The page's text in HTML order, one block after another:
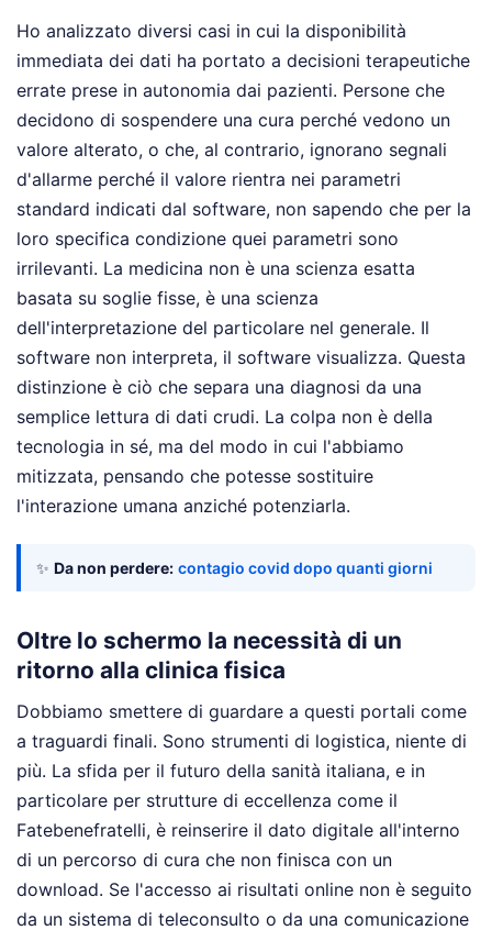
Ho analizzato diversi casi in cui la disponibilità
immediata dei dati ha portato a decisioni terapeutiche
errate prese in autonomia dai pazienti. Persone che
decidono di sospendere una cura perché vedono un
valore alterato, o che, al contrario, ignorano segnali
d'allarme perché il valore rientra nei parametri
standard indicati dal software, non sapendo che per la
loro specifica condizione quei parametri sono
irrilevanti. La medicina non è una scienza esatta
basata su soglie fisse, è una scienza
dell'interpretazione del particolare nel generale. Il
software non interpreta, il software visualizza. Questa
distinzione è ciò che separa una diagnosi da una
semplice lettura di dati crudi. La colpa non è della
tecnologia in sé, ma del modo in cui l'abbiamo
mitizzata, pensando che potesse sostituire
l'interazione umana anziché potenziarla.
✨ Da non perdere: contagio covid dopo quanti giorni
Oltre lo schermo la necessità di un
ritorno alla clinica fisica
Dobbiamo smettere di guardare a questi portali come
a traguardi finali. Sono strumenti di logistica, niente di
più. La sfida per il futuro della sanità italiana, e in
particolare per strutture di eccellenza come il
Fatebenefratelli, è reinserire il dato digitale all'interno
di un percorso di cura che non finisca con un
download. Se l'accesso ai risultati online non è seguito
da un sistema di teleconsulto o da una comunicazione